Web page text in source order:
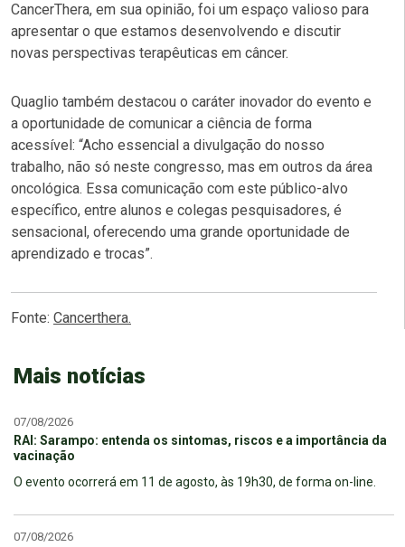
CancerThera, em sua opinião, foi um espaço valioso para
apresentar o que estamos desenvolvendo e discutir
novas perspectivas terapêuticas em câncer.
Quaglio também destacou o caráter inovador do evento e
a oportunidade de comunicar a ciência de forma
acessível: “Acho essencial a divulgação do nosso
trabalho, não só neste congresso, mas em outros da área
oncológica. Essa comunicação com este público-alvo
específico, entre alunos e colegas pesquisadores, é
sensacional, oferecendo uma grande oportunidade de
aprendizado e trocas”.
Fonte: Cancerthera.
Mais notícias
07/08/2026
RAI: Sarampo: entenda os sintomas, riscos e a importância da
vacinação
O evento ocorrerá em 11 de agosto, às 19h30, de forma on-line.
07/08/2026